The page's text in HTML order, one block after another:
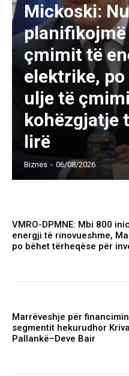
Mickoski:
çmimit të
elektrike,
ulje të
kohëzgjatje
lirë
Biznes - 06/08/2026
VMRO-DPMNE: Mbi 800
energji të rinovueshme,
po bëhet tërheqëse për
Marrëveshje për
segmentit hekurudhor Kriva
Pallankë–Deve Bair